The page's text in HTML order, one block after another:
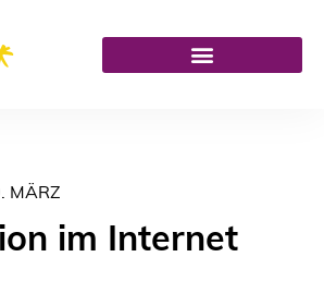
MÄRZ
im Internet